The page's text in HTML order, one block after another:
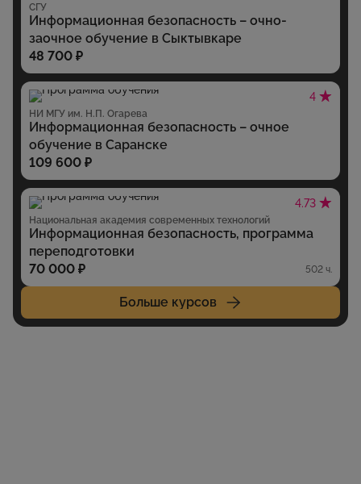
СГУ
Информационная безопасность – очно-
заочное обучение в Сыктывкаре
48 700 ₽
4
НИ МГУ им. Н.П. Огарева
Информационная безопасность – очное
обучение в Саранске
109 600 ₽
4.73
Национальная академия современных технологий
Информационная безопасность, программа
переподготовки
70 000 ₽
502 ч.
Больше курсов